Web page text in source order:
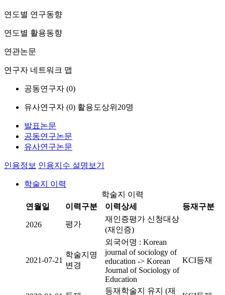
연도별 연구동향
연도별 활용동향
연관논문
연구자 네트워크 맵
공동연구자 (0)
유사연구자 (0) 활용도상위20명
발표논문
공동연구논문
유사연구논문
인용정보 인용지수 설명보기
학술지 이력
학술지 이력
연월일
이력구분 이력상세 등재구분
2026 평가
재인증평가 신청대상
(재인증)
2021-07-21
학술지명
변경
외국어명 : Korean
journal of sociology of
education -> Korean
Journal of Sociology of
Education
KCI등재
등재학술지 유지 (재